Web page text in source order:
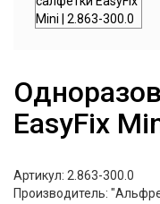
EasyFix
Артикул: 2.863-300.0
Производитель: